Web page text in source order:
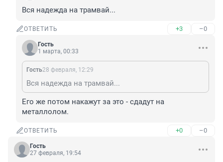
Вся надежда на трамвай...
ОТВЕТИТЬ +3 –0
Гость
1 марта, 00:33
Гость28 февраля, 12:29
Вся надежда на трамвай...
Его же потом накажут за это - сдадут на
металлолом.
ОТВЕТИТЬ +0 –0
Гость
27 февраля, 19:54